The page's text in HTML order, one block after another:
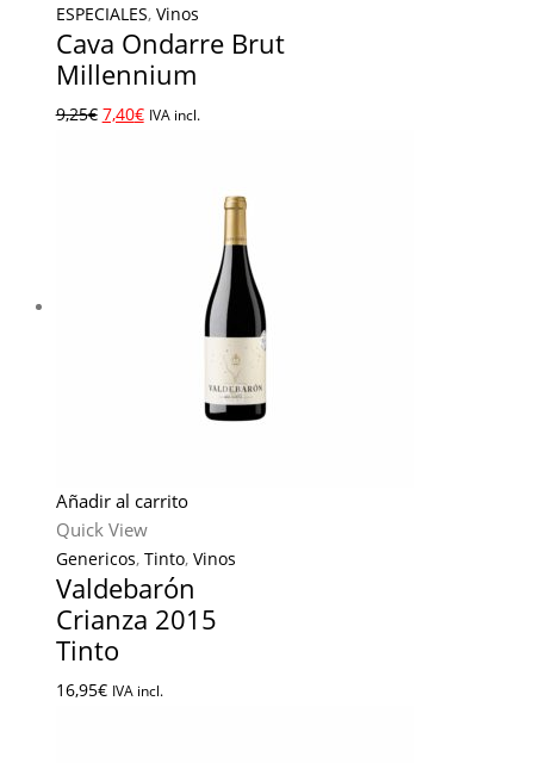
ESPECIALES, Vinos
Cava Ondarre Brut
Millennium
9,25€ 7,40€ IVA incl.
Añadir al carrito
Quick View
Genericos, Tinto, Vinos
Valdebarón
Crianza 2015
Tinto
16,95€ IVA incl.